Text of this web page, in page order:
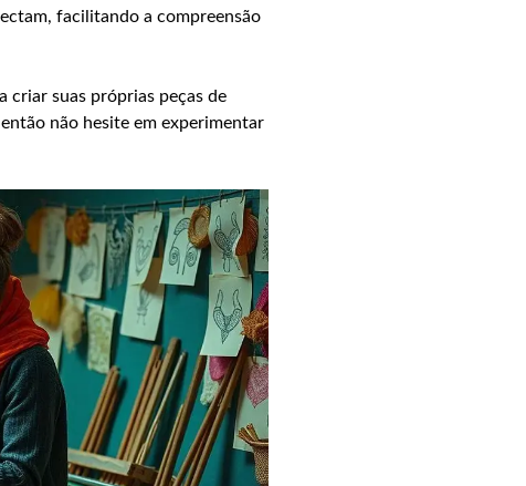
facilitando a compreensão
criar suas próprias peças de
não hesite em experimentar